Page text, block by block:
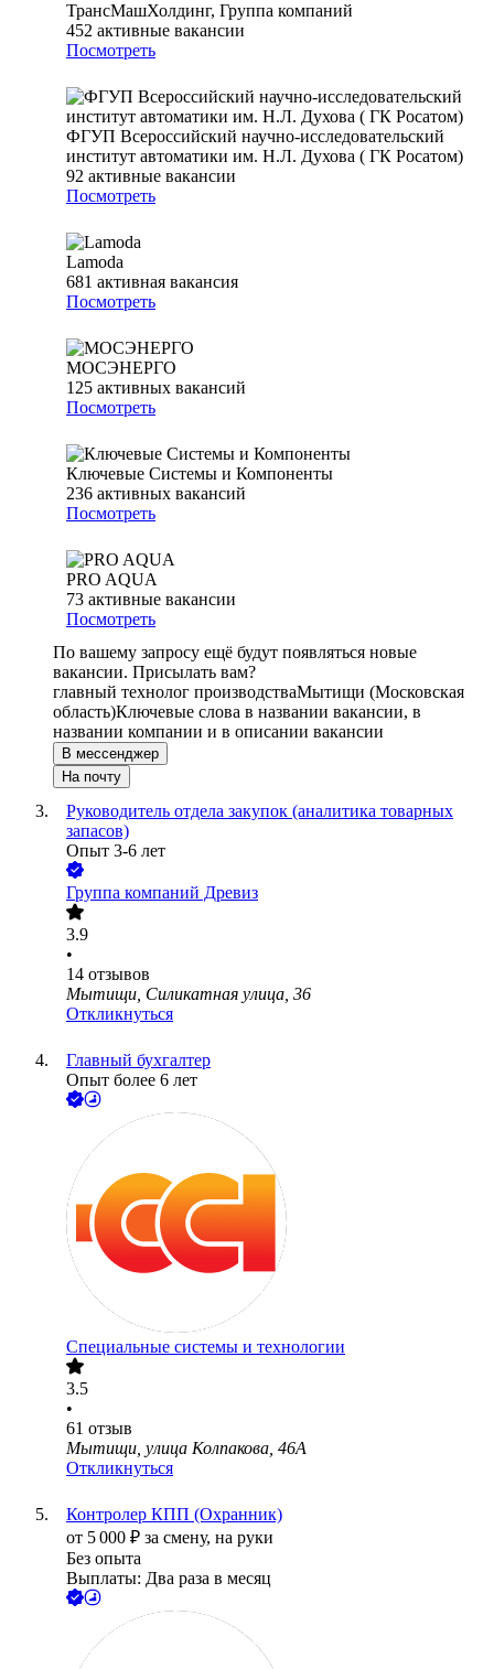
ТрансМашХолдинг, Группа компаний
452 активные вакансии
Посмотреть
ФГУП Всероссийский научно-исследовательский
институт автоматики им. Н.Л. Духова ( ГК Росатом)
92 активные вакансии
Посмотреть
Lamoda
681 активная вакансия
Посмотреть
МОСЭНЕРГО
125 активных вакансий
Посмотреть
Ключевые Системы и Компоненты
236 активных вакансий
Посмотреть
PRO AQUA
73 активные вакансии
Посмотреть
По вашему запросу ещё будут появляться новые
вакансии. Присылать вам?
главный технолог производстваМытищи (Московская
область)Ключевые слова в названии вакансии, в
названии компании и в описании вакансии
В мессенджер
На почту
Руководитель отдела закупок (аналитика товарных
запасов)
Опыт 3-6 лет
Группа компаний Древиз
3.9
•
14 отзывов
Мытищи, Силикатная улица, 36
Откликнуться
Главный бухгалтер
Опыт более 6 лет
Специальные системы и технологии
3.5
•
61 отзыв
Мытищи, улица Колпакова, 46А
Откликнуться
Контролер КПП (Охранник)
от 5 000 ₽ за смену, на руки
Без опыта
Выплаты: Два раза в месяц